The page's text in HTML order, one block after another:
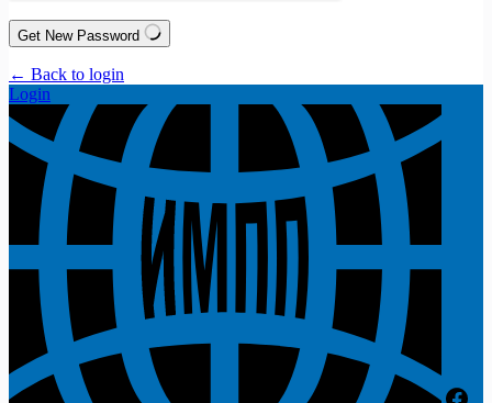
Get New Password
← Back to login
Login